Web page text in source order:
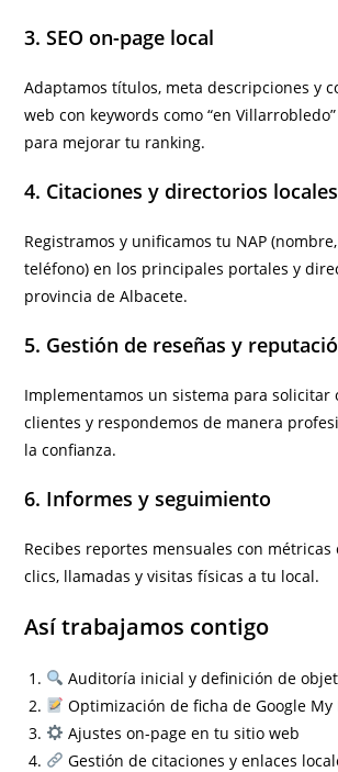
3. SEO on-page local
Adaptamos títulos, meta descripciones y
web con keywords como “en Villarrobledo”
para mejorar tu ranking.
4. Citaciones y directorios locales
Registramos y unificamos tu NAP
teléfono) en los principales portales y
provincia de Albacete.
5. Gestión de reseñas y
Implementamos un sistema para solicitar
clientes y respondemos de manera
la confianza.
6. Informes y seguimiento
Recibes reportes mensuales con métricas
clics, llamadas y visitas físicas a tu local.
Así trabajamos contigo
Auditoría inicial y definición de
Optimización de ficha de Google My
Ajustes on-page en tu sitio web
Gestión de citaciones y enlaces